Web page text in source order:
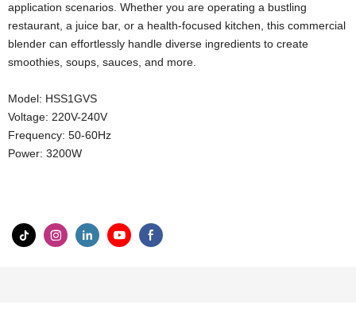
application scenarios. Whether you are operating a bustling
restaurant, a juice bar, or a health-focused kitchen, this commercial
blender can effortlessly handle diverse ingredients to create
smoothies, soups, sauces, and more.
Model: HSS1GVS
Voltage: 220V-240V
Frequency: 50-60Hz
Power: 3200W